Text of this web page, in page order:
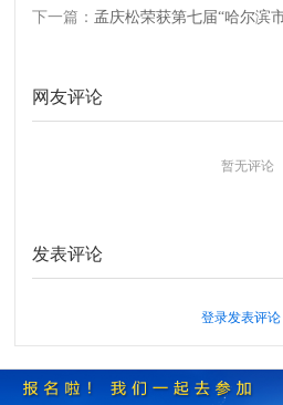
下一篇： 孟庆松荣获第七届“哈尔滨
网友评论
暂无评论
发表评论
登录发表评论